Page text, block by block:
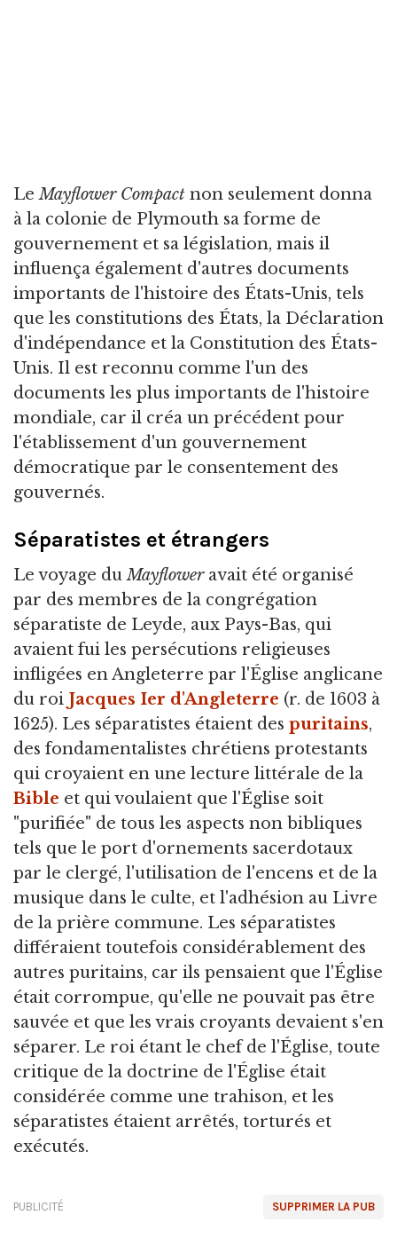
LeMayflower Compact non seulement donna
à la colonie de Plymouth sa forme de
gouvernement et sa législation, mais il
influença également d'autres documents
importants de l'histoire des États-Unis, tels
que les constitutions des États, la Déclaration
d'indépendance et la Constitution des États-
Unis. Il est reconnu comme l'un des
documents les plus importants de l'histoire
mondiale, car il créa un précédent pour
l'établissement d'un gouvernement
démocratique par le consentement des
gouvernés.
Séparatistes et étrangers
Le voyage duMayfloweravait été organisé
par des membres de la congrégation
séparatiste de Leyde, aux Pays-Bas, qui
avaient fui les persécutions religieuses
infligées en Angleterre par l'Église anglicane
du roi Jacques Ier d'Angleterre (r. de 1603 à
1625). Les séparatistes étaient des puritains,
des fondamentalistes chrétiens protestants
qui croyaient en une lecture littérale de la
Bible et qui voulaient que l'Église soit
"purifiée" de tous les aspects non bibliques
tels que le port d'ornements sacerdotaux
par le clergé, l'utilisation de l'encens et de la
musique dans le culte, et l'adhésion au Livre
de la prière commune. Les séparatistes
différaient toutefois considérablement des
autres puritains, car ils pensaient que l'Église
était corrompue, qu'elle ne pouvait pas être
sauvée et que les vrais croyants devaient s'en
séparer. Le roi étant le chef de l'Église, toute
critique de la doctrine de l'Église était
considérée comme une trahison, et les
séparatistes étaient arrêtés, torturés et
exécutés.
SUPPRIMER LA PUB
PUBLICITÉ